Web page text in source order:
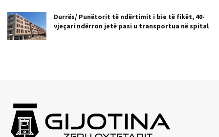
Durrës/ Punëtorit të ndërtimit i bie të fikët, 40-
vjeçari ndërron jetë pasi u transportua në spital